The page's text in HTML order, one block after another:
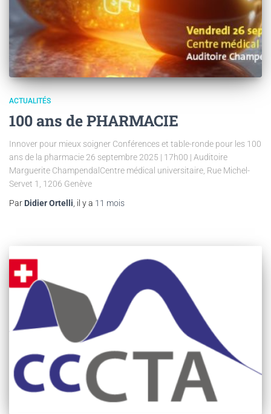
ACTUALITÉS
100 ans de PHARMACIE
Innover pour mieux soigner Conférences et table-ronde pour les 100
ans de la pharmacie 26 septembre 2025 | 17h00 | Auditoire
Marguerite ChampendalCentre médical universitaire, Rue Michel-
Servet 1, 1206 Genève
Par Didier Ortelli, il y a 11 mois